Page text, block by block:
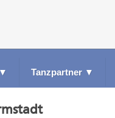
▼ Tanzpartner ▼